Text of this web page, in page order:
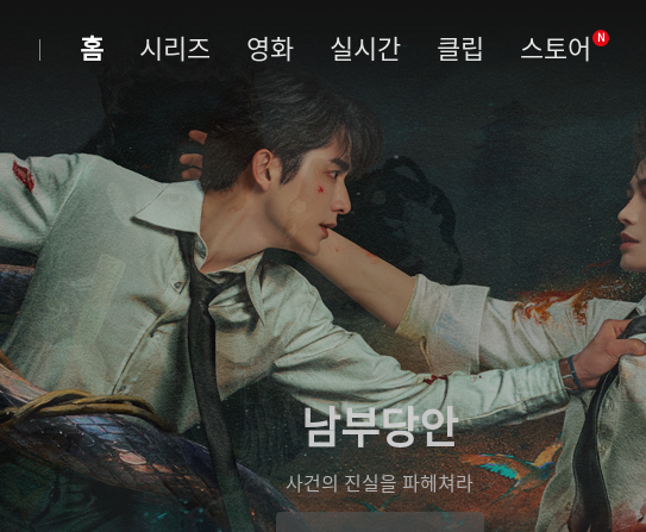
홈 시리즈 영화 실시간 클립 스토어 N
남부당안
사건의 진실을 파헤쳐라